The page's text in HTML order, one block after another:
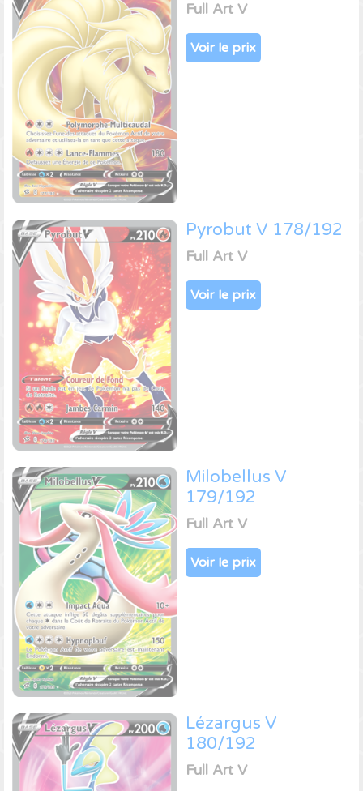
Full Art V
Voir le prix
Pyrobut V 178/192
Full Art V
Voir le prix
Milobellus V
179/192
Full Art V
Voir le prix
Lézargus V
180/192
Full Art V